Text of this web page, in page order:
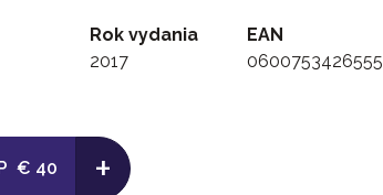
Knuckles
One
Rok vydania
2017
EAN
0600753426555
€ 40 +